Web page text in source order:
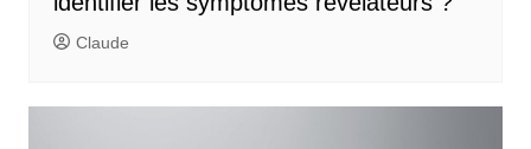
Claude